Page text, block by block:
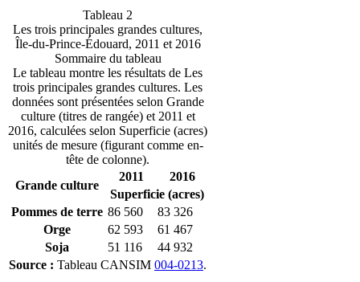
Tableau 2
Les trois principales grandes cultures,
Île-du-Prince-Édouard, 2011 et 2016
Sommaire du tableau
Le tableau montre les résultats de Les
trois principales grandes cultures. Les
données sont présentées selon Grande
culture (titres de rangée) et 2011 et
2016, calculées selon Superficie (acres)
unités de mesure (figurant comme en-
tête de colonne).
Grande culture
2011
2016
Superficie (acres)
Pommes de terre 86 560
83 326
Orge
62 593
61 467
Soja
51 116
44 932
Source : Tableau CANSIM 004-0213.